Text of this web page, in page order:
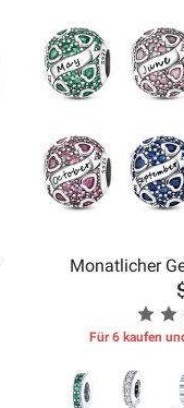
Monatlicher
Für 6 kaufen